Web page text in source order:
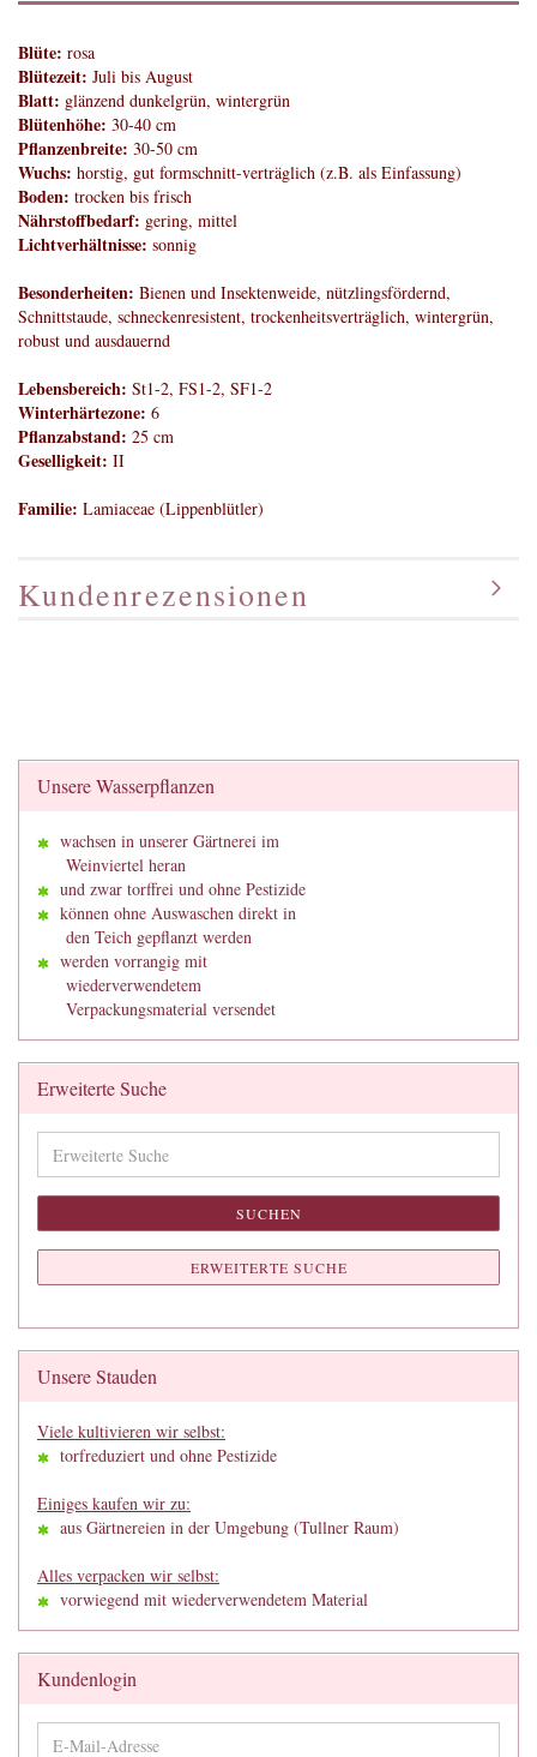
Blüte: rosa
Blütezeit: Juli bis August
Blatt: glänzend dunkelgrün, wintergrün
Blütenhöhe: 30-40 cm
Pflanzenbreite: 30-50 cm
Wuchs: horstig, gut formschnitt-verträglich (z.B. als Einfassung)
Boden: trocken bis frisch
Nährstoffbedarf: gering, mittel
Lichtverhältnisse: sonnig
Besonderheiten: Bienen und Insektenweide, nützlingsfördernd,
Schnittstaude, schneckenresistent, trockenheitsverträglich, wintergrün,
robust und ausdauernd
Lebensbereich: St1-2, FS1-2, SF1-2
Winterhärtezone: 6
Pflanzabstand: 25 cm
Geselligkeit: II
Familie: Lamiaceae (Lippenblütler)
Kundenrezensionen
Unsere Wasserpflanzen
wachsen in unserer Gärtnerei im
Weinviertel heran
und zwar torffrei und ohne Pestizide
können ohne Auswaschen direkt in
den Teich gepflanzt werden
werden vorrangig mit
wiederverwendetem
Verpackungsmaterial versendet
Erweiterte Suche
Suche
SUCHEN
ERWEITERTE SUCHE
Unsere Stauden
Viele kultivieren wir selbst:
torfreduziert und ohne Pestizide
Einiges kaufen wir zu:
aus Gärtnereien in der Umgebung (Tullner Raum)
Alles verpacken wir selbst:
vorwiegend mit wiederverwendetem Material
Kundenlogin
E-